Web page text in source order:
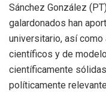
Sánchez González
galardonados han
universitario, así como
científicos y de
científicamente
políticamente